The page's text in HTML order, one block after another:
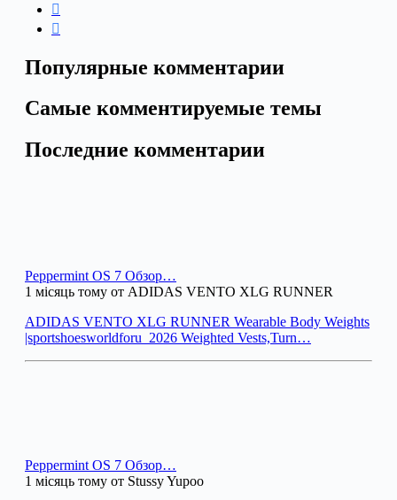
Популярные комментарии
Самые комментируемые темы
Последние комментарии
Peppermint OS 7 Обзор…
1 місяць тому от ADIDAS VENTO XLG RUNNER
ADIDAS VENTO XLG RUNNER Wearable Body Weights
|sportshoesworldforu_2026 Weighted Vests,Turn…
Peppermint OS 7 Обзор…
1 місяць тому от Stussy Yupoo